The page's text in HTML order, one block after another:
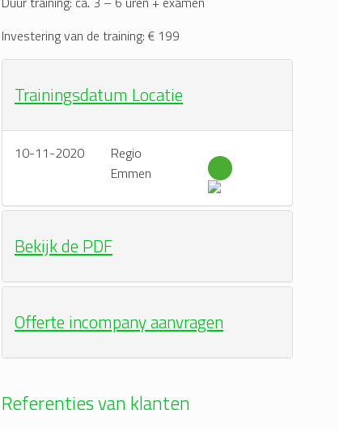
Investering van de training: € 199
Trainingsdatum Locatie
10-11-2020
Regio
Emmen
Bekijk de PDF
Offerte incompany aanvragen
Referenties van klanten